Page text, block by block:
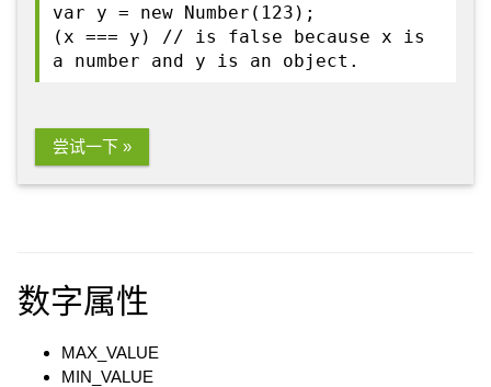
var y = new Number(123);
(x === y) // is false because x is
a number and y is an object.
尝试一下 »
数字属性
MAX_VALUE
MIN_VALUE